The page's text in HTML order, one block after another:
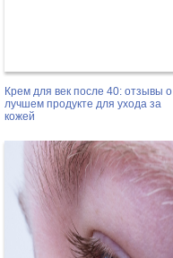
Крем для век после 40: отзывы о
лучшем продукте для ухода за
кожей